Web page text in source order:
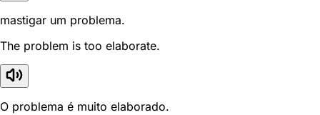
mastigar um problema.
The problem is too elaborate.
O problema é muito elaborado.